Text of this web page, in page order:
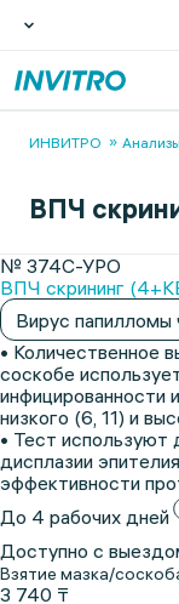
ИНВИТРО Анализы
ВПЧ
№ 374С-УРО
ВПЧ скрининг
Вирус
• Количественное
соскобе
инфицированности
низкого (6, 11) и
• Тест используют
дисплазии
эффективности
До 4 рабочих дней
Доступно с
Взятие мазка/
3 740 ₸